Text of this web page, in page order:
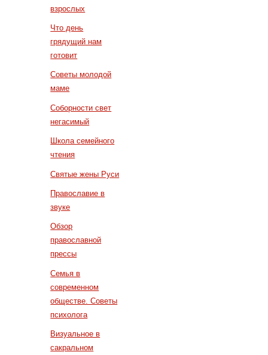
взрослых
Что день
грядущий нам
готовит
Советы молодой
маме
Соборности свет
негасимый
Школа семейного
чтения
Святые жены Руси
Православие в
звуке
Обзор
православной
прессы
Семья в
современном
обществе. Советы
психолога
Визуальное в
сакральном